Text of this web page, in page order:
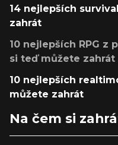
14 nejlepších
zahrát
10 nejlepších RPG z
si teď můžete zahrát
10 nejlepších
můžete zahrát
Na čem si